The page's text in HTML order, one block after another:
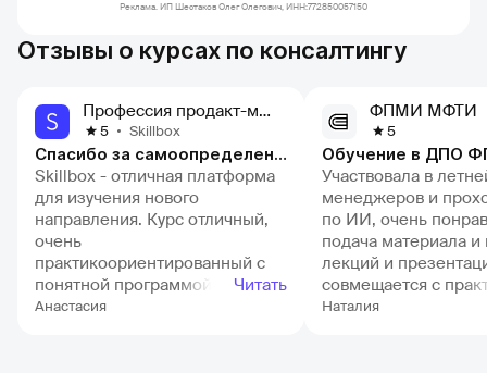
Реклама. ИП Шестаков Олег Олегович, ИНН:772850057150
Отзывы о курсах по консалтингу
Профессия продакт-менеджер
5 Skillbox
Анастасия
Спасибо за самоопределение
Skillbox - отличная платформа
для изучения нового
направления. Курс отличный,
очень
практикоориентированный с
понятной программой
обучения. Учиться - надо, это
Читать
ФПМИ МФТИ
5
Наталия
Обучение в ДПО
Участвовала в
менеджеров и
по ИИ, очень
подача материала и
лекций и
совмещается с
материал